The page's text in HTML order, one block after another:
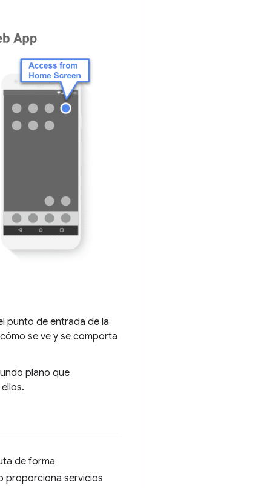
punto de entrada de la
se ve y se comporta
plano que
de forma
proporciona servicios